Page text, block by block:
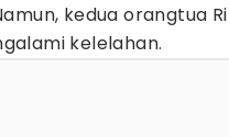
kedua orangtua
kelelahan.